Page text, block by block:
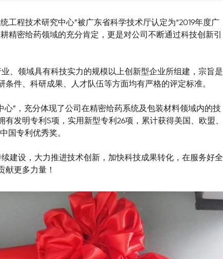
程技术研究中心”被广东省科学技术厅认定为“2019年度广
精密给药领域的充分肯定，更是对公司不断通过科技创新引
领域具有科技实力的规模以上创新型企业所组建，宗旨是
件、科研成果、人才队伍等方面均有严格的评定标准。
，充分体现了公司在精密给药系统及包装材料领域内的技
发明专利5项，实用新型专利26项，累计获得美国、欧盟、
国专利优秀奖。
设，大力推进技术创新，加快科技成果转化，在服务好全
献更多力量！